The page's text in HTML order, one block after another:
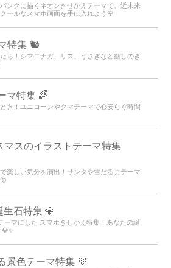
ンクに描くネオンきせかえテーマで、近未来
ールなスマホ画面を手に入れよう🌹
特集 🐿️
ち！シマエナガ、リス、うさぎなど癒しのき
マ特集 🌈
き！ユニコーンやクマテーマで心安らぐ時間
マスのイラストテーマ特集
楽しい気分を演出！サンタや雪だるまテーマ
生石特集 💎
ーマにした スマホきせかえ特集！あなたの誕
景色テーマ特集 💜